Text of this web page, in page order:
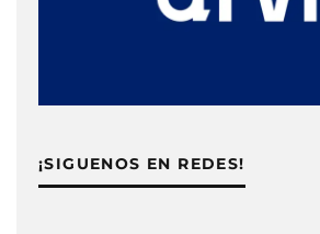
¡SIGUENOS EN REDES!